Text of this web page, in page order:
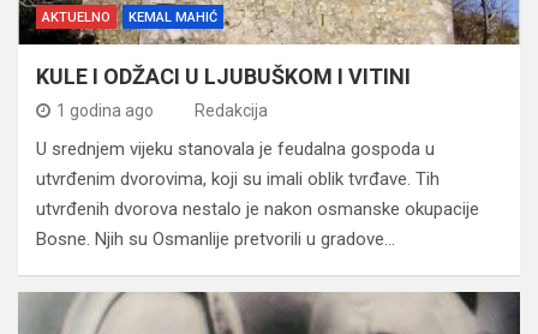
AKTUELNO KEMAL MAHIĆ
KULE I ODŽACI U LJUBUŠKOM I VITINI
1 godina ago Redakcija
U srednjem vijeku stanovala je feudalna gospoda u
utvrđenim dvorovima, koji su imali oblik tvrđave. Tih
utvrđenih dvorova nestalo je nakon osmanske okupacije
Bosne. Njih su Osmanlije pretvorili u gradove…